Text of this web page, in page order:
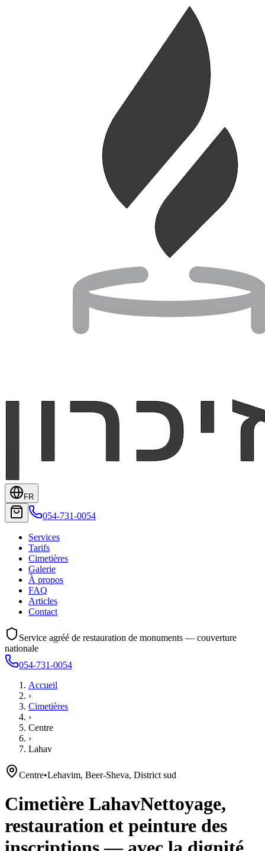
FR
054-731-0054
Services
Tarifs
Cimetières
Galerie
À propos
FAQ
Articles
Contact
Service agréé de restauration de monuments — couverture
nationale
054-731-0054
Accueil
›
Cimetières
›
Centre
›
Lahav
Centre•Lehavim, Beer-Sheva, District sud
Cimetière LahavNettoyage,
restauration et peinture des